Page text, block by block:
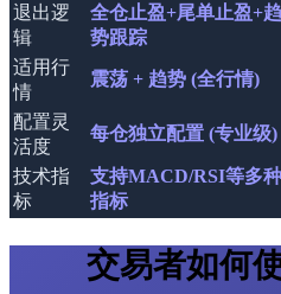
退出逻
辑
全仓止盈+尾单止盈+趋
势跟踪
适用行
情
震荡 + 趋势 (全行情)
配置灵
活度
每仓独立配置 (专业级)
技术指
标
支持MACD/RSI等多种
指标
交易者如何